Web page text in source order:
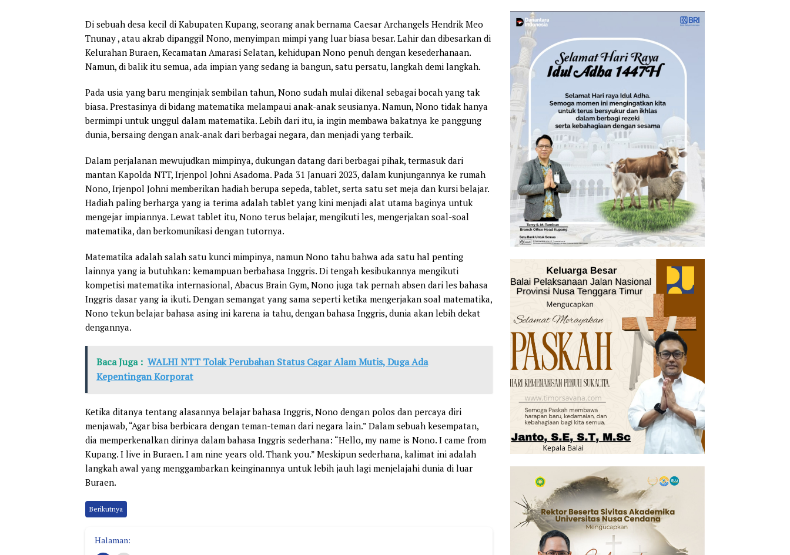
Di sebuah desa kecil di Kabupaten Kupang, seorang anak bernama Caesar Archangels Hendrik Meo
Tnunay , atau akrab dipanggil Nono, menyimpan mimpi yang luar biasa besar. Lahir dan dibesarkan di
Kelurahan Buraen, Kecamatan Amarasi Selatan, kehidupan Nono penuh dengan kesederhanaan.
Namun, di balik itu semua, ada impian yang sedang ia bangun, satu persatu, langkah demi langkah.
Pada usia yang baru menginjak sembilan tahun, Nono sudah mulai dikenal sebagai bocah yang tak
biasa. Prestasinya di bidang matematika melampaui anak-anak seusianya. Namun, Nono tidak hanya
bermimpi untuk unggul dalam matematika. Lebih dari itu, ia ingin membawa bakatnya ke panggung
dunia, bersaing dengan anak-anak dari berbagai negara, dan menjadi yang terbaik.
Dalam perjalanan mewujudkan mimpinya, dukungan datang dari berbagai pihak, termasuk dari
mantan Kapolda NTT, Irjenpol Johni Asadoma. Pada 31 Januari 2023, dalam kunjungannya ke rumah
Nono, Irjenpol Johni memberikan hadiah berupa sepeda, tablet, serta satu set meja dan kursi belajar.
Hadiah paling berharga yang ia terima adalah tablet yang kini menjadi alat utama baginya untuk
mengejar impiannya. Lewat tablet itu, Nono terus belajar, mengikuti les, mengerjakan soal-soal
matematika, dan berkomunikasi dengan tutornya.
Matematika adalah salah satu kunci mimpinya, namun Nono tahu bahwa ada satu hal penting
lainnya yang ia butuhkan: kemampuan berbahasa Inggris. Di tengah kesibukannya mengikuti
kompetisi matematika internasional, Abacus Brain Gym, Nono juga tak pernah absen dari les bahasa
Inggris dasar yang ia ikuti. Dengan semangat yang sama seperti ketika mengerjakan soal matematika,
Nono tekun belajar bahasa asing ini karena ia tahu, dengan bahasa Inggris, dunia akan lebih dekat
dengannya.
Baca Juga : WALHI NTT Tolak Perubahan Status Cagar Alam Mutis, Duga Ada
Kepentingan Korporat
Ketika ditanya tentang alasannya belajar bahasa Inggris, Nono dengan polos dan percaya diri
menjawab, “Agar bisa berbicara dengan teman-teman dari negara lain.” Dalam sebuah kesempatan,
dia memperkenalkan dirinya dalam bahasa Inggris sederhana: “Hello, my name is Nono. I came from
Kupang. I live in Buraen. I am nine years old. Thank you.” Meskipun sederhana, kalimat ini adalah
langkah awal yang menggambarkan keinginannya untuk lebih jauh lagi menjelajahi dunia di luar
Buraen.
Berikutnya
Halaman: